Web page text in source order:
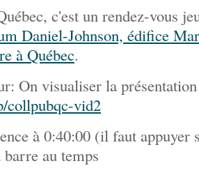
c'est un rendez-vous
Daniel-Johnson, édifice
à Québec.
On visualiser la
collpubqc-vid2
à 0:40:00 (il faut appuyer
au temps